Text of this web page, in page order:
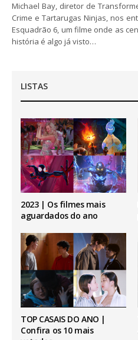
Michael Bay, diretor de
Crime e Tartarugas Ninjas, nos
Esquadrão 6, um filme onde as
história é algo já visto…
LISTAS
2023 | Os filmes mais
aguardados do ano
TOP CASAIS DO ANO |
Confira os 10 mais